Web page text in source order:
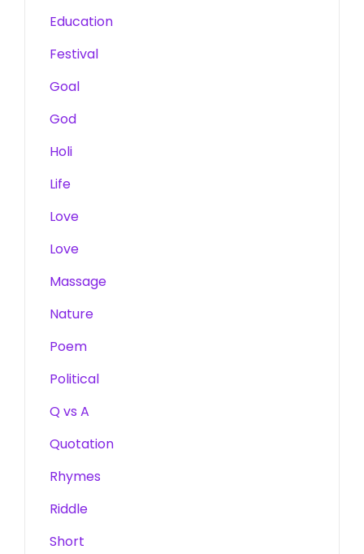
Education
Festival
Goal
God
Holi
Life
Love
Love
Massage
Nature
Poem
Political
Q vs A
Quotation
Rhymes
Riddle
Short